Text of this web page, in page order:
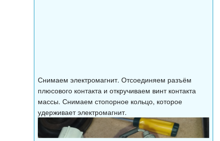
Снимаем электромагнит. Отсоединяем разъём
плюсового контакта и откручиваем винт контакта
массы. Снимаем стопорное кольцо, которое
удерживает электромагнит.